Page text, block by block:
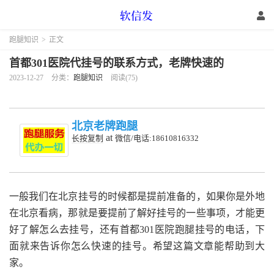
跑腿知识 > 正文
首都301医院代挂号的联系方式，老牌快速的
2023-12-27 分类： 跑腿知识 阅读(75)
北京老牌跑腿
长按复制 at 微信/电话:18610816332
一般我们在北京挂号的时候都是提前准备的，如果你是外地
在北京看病，那就是要提前了解好挂号的一些事项，才能更
好了解怎么去挂号，还有首都301医院跑腿挂号的电话，下
面就来告诉你怎么快速的挂号。希望这篇文章能帮助到大
家。